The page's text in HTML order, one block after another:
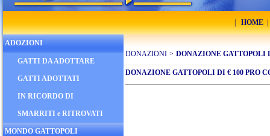
HOME
ADOZIONI
GATTI DA ADOTTARE
GATTI ADOTTATI
IN RICORDO DI
SMARRITI e RITROVATI
MONDO GATTOPOLI
DONAZIONI > DONAZIONE GATTOPOLI
DONAZIONE GATTOPOLI DI € 100 PRO